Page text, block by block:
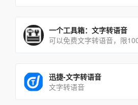
一个工具箱：文字转语音
可以免费文字转语音，限
迅捷-文字转语音
文字转语音